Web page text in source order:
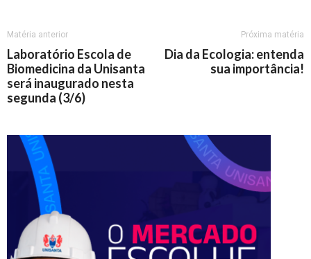
Matéria anterior
Laboratório Escola de
Biomedicina da Unisanta
será inaugurado nesta
segunda (3/6)
Próxima matéria
Dia da Ecologia: entenda
sua importância!